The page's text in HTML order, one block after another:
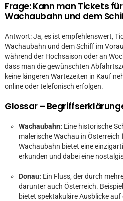
Frage: Kann man Tickets
Wachaubahn und dem
Antwort: Ja, es ist empfehlenswert,
Wachaubahn und dem Schiff im
während der Hochsaison oder an
dass man die gewünschten
keine längeren Wartezeiten in Kauf
online oder telefonisch erfolgen.
Glossar –
Wachaubahn: Eine historische
malerische Wachau in Österreich
Wachaubahn bietet eine
erkunden und dabei eine
Donau: Ein Fluss, der durch
darunter auch Österreich.
bietet spektakuläre Ausblicke